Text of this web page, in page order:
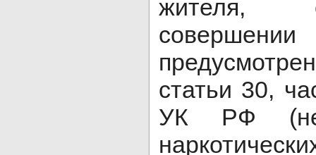
жителя,
статьи 30,
УК РФ